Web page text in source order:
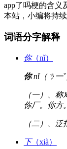
app了吗梗的含义
本站，小编将持
词语分字解释
你（nǐ）
你nǐ（ㄋ一ˇ
（一）、
你厂。你方。
（二）、泛
下（xià）